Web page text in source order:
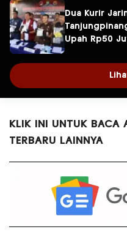
Dua Kurir
Upah Rp50
KLIK INI UNTUK BACA
TERBARU LAINNYA